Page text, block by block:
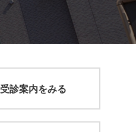
受診案内をみる